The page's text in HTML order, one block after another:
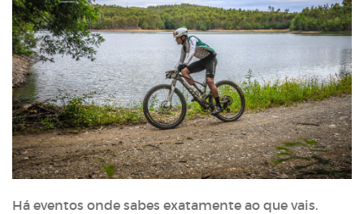
Há eventos onde sabes exatamente ao que vais.